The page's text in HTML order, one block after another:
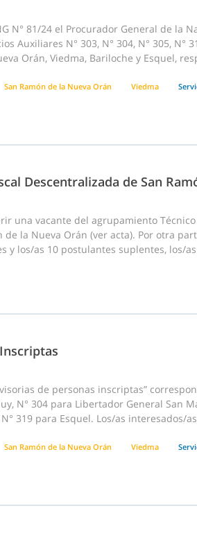
N° 81/24 el Procurador General de la
N° 303, N° 304, N° 305, N°
Orán, Viedma, Bariloche y Esquel,
San Ramón de la Nueva Orán Viedma
Descentralizada de San
una vacante del agrupamiento
la Nueva Orán (ver acta). Por otra
los/as 10 postulantes suplentes, los/
de personas inscriptas”
N° 304 para Libertador General San
319 para Esquel. Los/as interesados/
San Ramón de la Nueva Orán Viedma